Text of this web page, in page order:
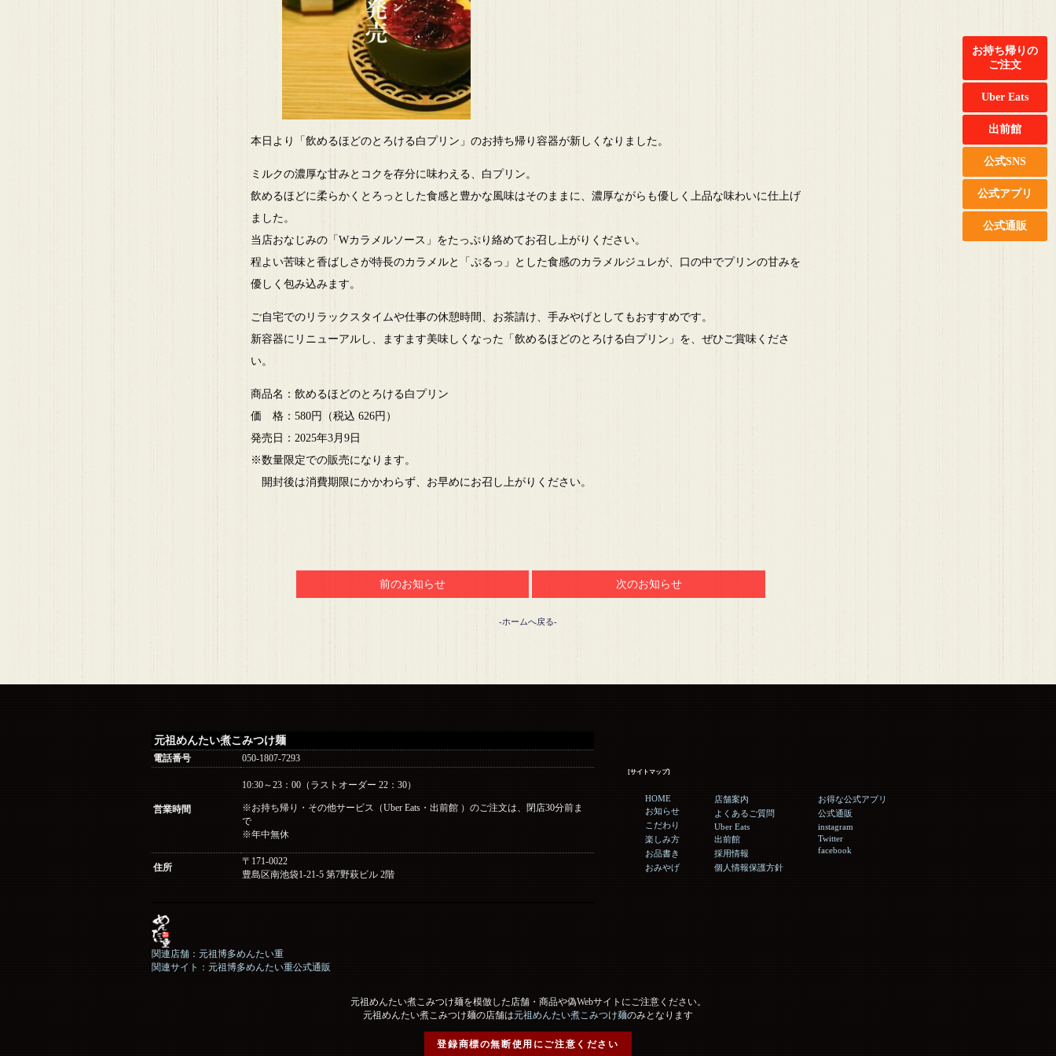
お持ち帰りの
ご注文
Uber Eats
出前館
公式SNS
公式アプリ
公式通販
本日より「飲めるほどのとろける白プリン」のお持ち帰り容器が新しくなりました。
ミルクの濃厚な甘みとコクを存分に味わえる、白プリン。
飲めるほどに柔らかくとろっとした食感と豊かな風味はそのままに、濃厚ながらも優しく上品な味わいに仕上げ
ました。
当店おなじみの「Wカラメルソース」をたっぷり絡めてお召し上がりください。
程よい苦味と香ばしさが特長のカラメルと「ぷるっ」とした食感のカラメルジュレが、口の中でプリンの甘みを
優しく包み込みます。
ご自宅でのリラックスタイムや仕事の休憩時間、お茶請け、手みやげとしてもおすすめです。
新容器にリニューアルし、ますます美味しくなった「飲めるほどのとろける白プリン」を、ぜひご賞味くださ
い。
商品名：飲めるほどのとろける白プリン
価 格：580円（税込 626円）
発売日：2025年3月9日
※数量限定での販売になります。
開封後は消費期限にかかわらず、お早めにお召し上がりください。
前のお知らせ 次のお知らせ
-ホームへ戻る-
元祖めんたい煮こみつけ麺
電話番号 050-1807-7293
営業時間
10:30～23：00（ラストオーダー 22：30）
※お持ち帰り・その他サービス（Uber Eats・出前館 ）のご注文は、閉店30分前ま
で
※年中無休
住所
〒171-0022
豊島区南池袋1-21-5 第7野萩ビル 2階
関連店舗：元祖博多めんたい重
関連サイト：元祖博多めんたい重公式通販
[サイトマップ]
HOME
お知らせ
こだわり
楽しみ方
お品書き
おみやげ
店舗案内
よくあるご質問
Uber Eats
出前館
採用情報
個人情報保護方針
お得な公式アプリ
公式通販
instagram
Twitter
facebook
元祖めんたい煮こみつけ麺を模倣した店舗・商品や偽Webサイトにご注意ください。
元祖めんたい煮こみつけ麺の店舗は元祖めんたい煮こみつけ麺のみとなります
登録商標の無断使用にご注意ください